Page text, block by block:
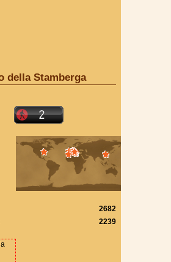
della Stamberga
2682
2239